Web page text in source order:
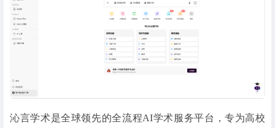
沁言学术是全球领先的全流程AI学术服务平台，专为高校